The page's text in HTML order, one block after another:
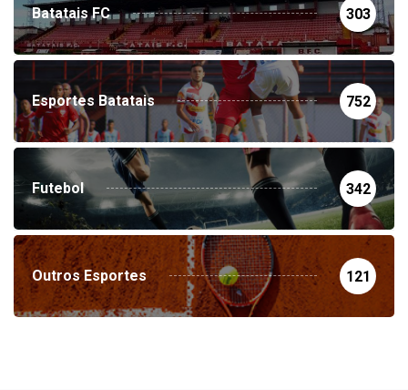
Batatais FC 303
Esportes Batatais 752
Futebol 342
Outros Esportes 121